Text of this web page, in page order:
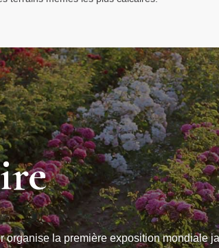
organise la première exposition mondiale